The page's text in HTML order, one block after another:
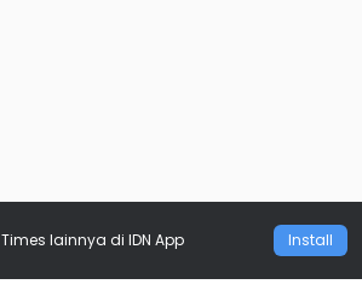
Times lainnya di IDN App Install